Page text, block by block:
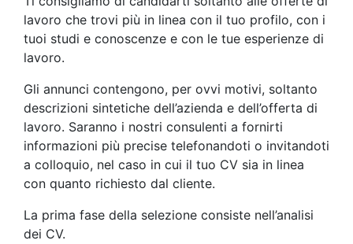
lavoro che trovi più in linea con il tuo profilo, con i
tuoi studi e conoscenze e con le tue esperienze di
lavoro.
Gli annunci contengono, per ovvi motivi, soltanto
descrizioni sintetiche dell’azienda e dell’offerta di
lavoro. Saranno i nostri consulenti a fornirti
informazioni più precise telefonandoti o invitandoti
a colloquio, nel caso in cui il tuo CV sia in linea
con quanto richiesto dal cliente.
La prima fase della selezione consiste nell’analisi
dei CV.